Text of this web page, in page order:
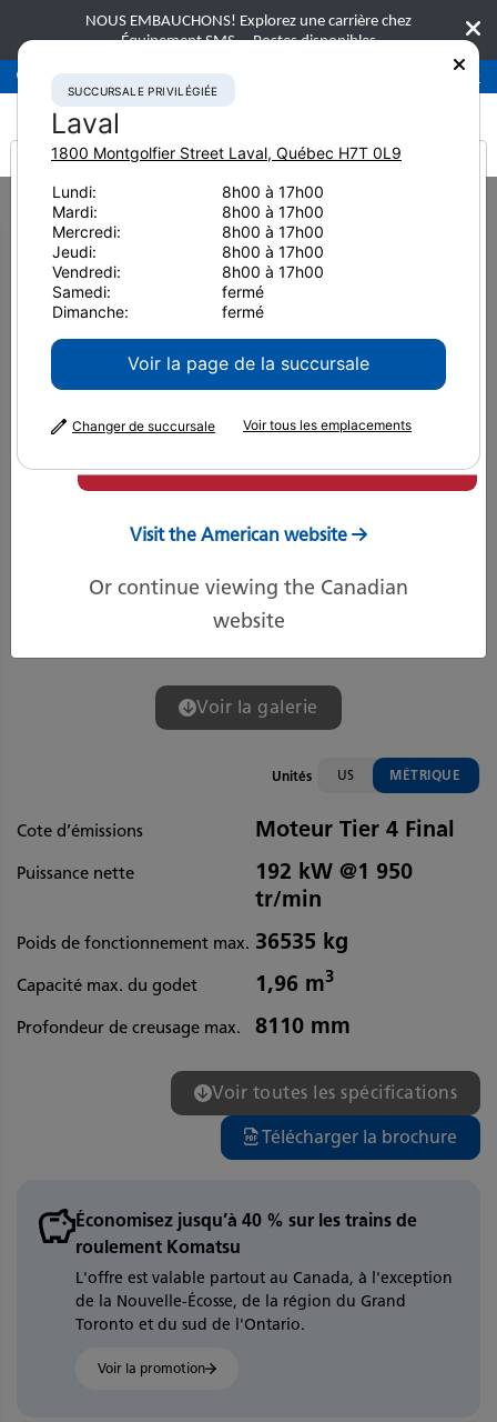
NOUS EMBAUCHONS! Explorez une carrière chez
Équipement SMS. Postes disponibles
Succursale privilégiéeLaval 450-781-9600
Home Équipement neuf Excavatrices
Excavatrices moyennes
Komatsu PC360LCi-11
Excavatrices moyennes
Komatsu PC360LCi-11
Voir la galerie
Unités US MÉTRIQUE
Cote d’émissions Moteur Tier 4 Final
Puissance nette
192 kW @1 950
tr/min
Poids de fonctionnement max. 36535 kg
Capacité max. du godet 1,96 m3
Profondeur de creusage max. 8110 mm
Voir toutes les spécifications
Télécharger la brochure
Économisez jusqu’à 40 % sur les trains de
roulement Komatsu
L'offre est valable partout au Canada, à l'exception
de la Nouvelle-Écosse, de la région du Grand
Toronto et du sud de l'Ontario.
Voir la promotion
It looks like you are
from America
Visit the American website
Or continue viewing the Canadian
website
SUCCURSALE PRIVILÉGIÉE
Laval
1800 Montgolfier Street Laval, Québec H7T 0L9
Lundi:
8h00 à 17h00
Mardi:
8h00 à 17h00
Mercredi:
8h00 à 17h00
Jeudi:
8h00 à 17h00
Vendredi:
8h00 à 17h00
Samedi:
fermé
Dimanche:
fermé
Voir la page de la succursale
Changer de succursale Voir tous les emplacements